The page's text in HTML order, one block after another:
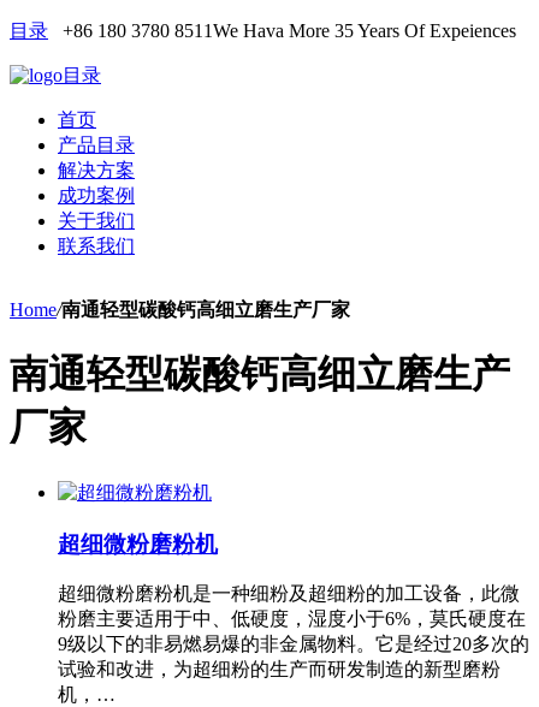
目录 +86 180 3780 8511We Hava More 35 Years Of Expeiences
目录
首页
产品目录
解决方案
成功案例
关于我们
联系我们
Home/南通轻型碳酸钙高细立磨生产厂家
南通轻型碳酸钙高细立磨生产
厂家
超细微粉磨粉机
超细微粉磨粉机是一种细粉及超细粉的加工设备，此微
粉磨主要适用于中、低硬度，湿度小于6%，莫氏硬度在
9级以下的非易燃易爆的非金属物料。它是经过20多次的
试验和改进，为超细粉的生产而研发制造的新型磨粉
机，…